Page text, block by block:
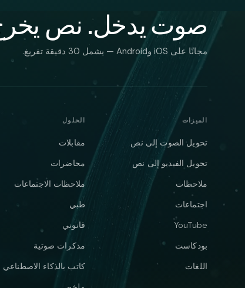
صوت يدخل. نص
مجانًا على iOS وAndroid — يشمل 30 دقيقة تفريغ.
الميزات
تحويل الصوت إلى نص
تحويل الفيديو إلى نص
ملاحظات
اجتماعات
YouTube
بودكاست
اللغات
الحلول
مقابلات
محاضرات
ملاحظات الاجتماعات
طبي
قانوني
مذكرات صوتية
كاتب بالذكاء الاصطناعي